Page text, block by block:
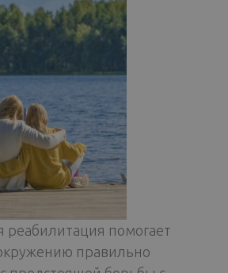
реабилитация помогает
правильно